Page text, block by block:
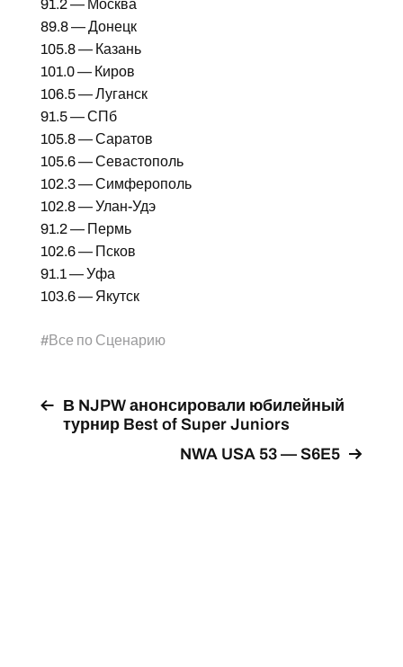
91.2 — Москва
89.8 — Донецк
105.8 — Казань
101.0 — Киров
106.5 — Луганск
91.5 — СПб
105.8 — Саратов
105.6 — Севастополь
102.3 — Симферополь
102.8 — Улан-Удэ
91.2 — Пермь
102.6 — Псков
91.1 — Уфа
103.6 — Якутск
#Все по Сценарию
В NJPW анонсировали юбилейный
турнир Best of Super Juniors
NWA USA 53 — S6E5